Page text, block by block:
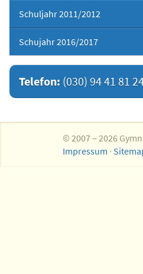
Schuljahr 2011/2012
Schujahr 2016/2017
Telefon: (030) 94 41 81
© 2007 – 2026
Impressum ·